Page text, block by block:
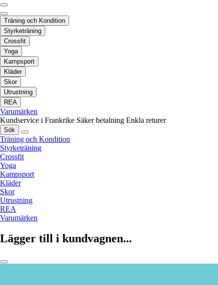
Träning och Kondition
Styrketräning
Crossfit
Yoga
Kampsport
Kläder
Skor
Utrustning
REA
Varumärken
Kundservice i Frankrike Säker betalning Enkla returer
Sök
Träning och Kondition
Styrketräning
Crossfit
Yoga
Kampsport
Kläder
Skor
Utrustning
REA
Varumärken
Lägger till i kundvagnen...